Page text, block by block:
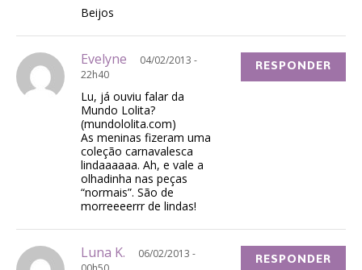
Beijos
Evelyne
04/02/2013 -
22h40
Lu, já ouviu falar da
Mundo Lolita?
(mundololita.com)
As meninas fizeram uma
coleção carnavalesca
lindaaaaaa. Ah, e vale a
olhadinha nas peças
“normais”. São de
morreeeerrr de lindas!
RESPONDER
Luna K.
06/02/2013 -
RESPONDER